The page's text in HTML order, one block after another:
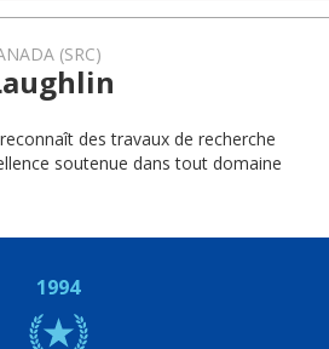
(SRC)
des travaux de recherche
soutenue dans tout domaine
1994